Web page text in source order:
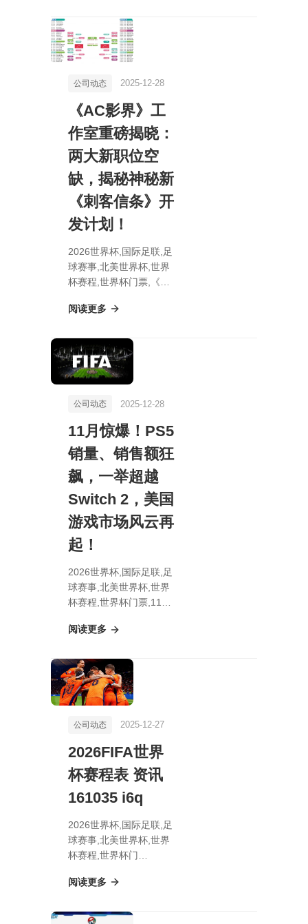
公司动态 2025-12-28
《AC影界》工
作室重磅揭晓：
两大新职位空
缺，揭秘神秘新
《刺客信条》开
发计划！
2026世界杯,国际足联,足
球赛事,北美世界杯,世界
杯赛程,世界杯门票,《AC
两大新职位空缺，揭秘神
划！
阅读更多
公司动态 2025-12-28
11月惊爆！PS5
销量、销售额狂
飙，一举超越
Switch 2，美国
游戏市场风云再
起！
2026世界杯,国际足联,足
球赛事,北美世界杯,世界
杯赛程,世界杯门票,11月
狂飙，一举超越Switch
起！
阅读更多
公司动态 2025-12-27
2026FIFA世界
杯赛程表 资讯
161035 i6q
2026世界杯,国际足联,足
球赛事,北美世界杯,世界
杯赛程,世界杯门
表 资讯 161035 i6q
阅读更多